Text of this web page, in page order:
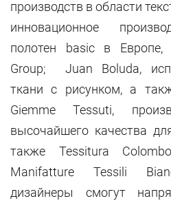
производств в области
инновационное
полотен basic в Европе,
Group; Juan Boluda,
ткани с рисунком, а
Giemme Tessuti,
высочайшего качества
также Tessitura
Manifatture Tessili
дизайнеры смогут